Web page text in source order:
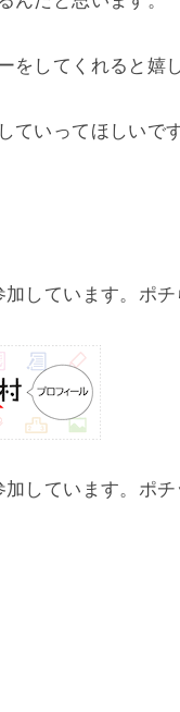
をしてくれると嬉
ていってほしいです
しています。ポチ
しています。ポチ